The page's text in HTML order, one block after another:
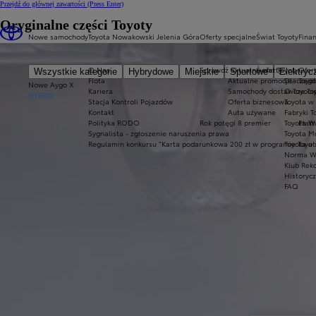
Przejdź do głównej zawartości (Press Enter)
Nowe samochody
Wszystkie kategorie Hybrydowe Miejskie Sportowe
Nowe Aygo X
HYBRID
Toyota Nowakowski Jelenia Góra
O Nas
Flota
Kariera
Stacja Kontroli Pojazdów
Kontakt
Polityka RODO
Sygnalista - zgłoszenie naruszenia prawa
Regulamin konkursu "Karta podarunkowa 200 zł w programie
Oferty specjalne
Sprawdź aktualne oferty
Aktualne promocje
Samochody dostawcze
Oferta biznesowa
Auta używane
Rok potęgi 8 premier
Świat Toyoty
Świat Toyoty
O
Toyota
Fabryki
Toyota
Toyota
Toyota a
Norma
Klub
FAQ
Oryginalne części Toyoty